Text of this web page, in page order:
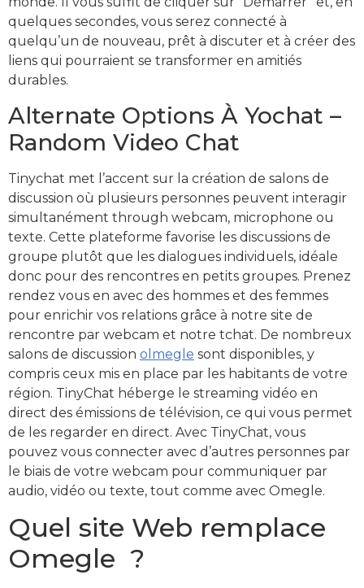
quelques secondes, vous serez connecté à
quelqu’un de nouveau, prêt à discuter et à créer des
liens qui pourraient se transformer en amitiés
durables.
Alternate Options À Yochat –
Random Video Chat
Tinychat met l’accent sur la création de salons de
discussion où plusieurs personnes peuvent interagir
simultanément through webcam, microphone ou
texte. Cette plateforme favorise les discussions de
groupe plutôt que les dialogues individuels, idéale
donc pour des rencontres en petits groupes. Prenez
rendez vous en avec des hommes et des femmes
pour enrichir vos relations grâce à notre site de
rencontre par webcam et notre tchat. De nombreux
salons de discussion olmegle sont disponibles, y
compris ceux mis en place par les habitants de votre
région. TinyChat héberge le streaming vidéo en
direct des émissions de télévision, ce qui vous permet
de les regarder en direct. Avec TinyChat, vous
pouvez vous connecter avec d’autres personnes par
le biais de votre webcam pour communiquer par
audio, vidéo ou texte, tout comme avec Omegle.
Quel site Web remplace
Omegle ?